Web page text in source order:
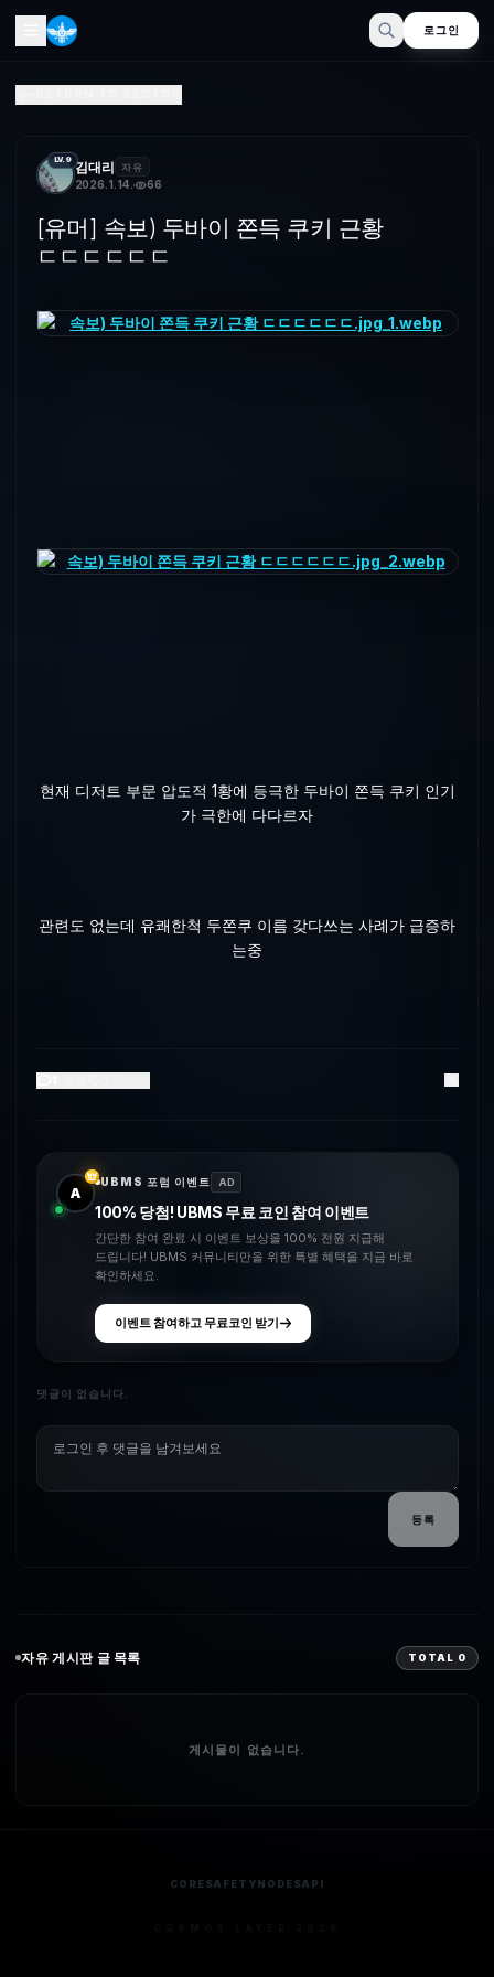
로그인
LV.9 김대리 자유
2026. 1. 14. 66
[유머] 속보) 두바이 쫀득 쿠키 근황
ㄷㄷㄷㄷㄷㄷ
현재 디저트 부문 압도적 1황에 등극한 두바이 쫀득 쿠키 인기
가 극한에 다다르자
관련도 없는데 유쾌한척 두쫀쿠 이름 갖다쓰는 사례가 급증하
는중
A
UBMS 포럼 이벤트 AD
100% 당첨! UBMS 무료 코인 참여 이벤트
간단한 참여 완료 시 이벤트 보상을 100% 전원 지급해
드립니다! UBMS 커뮤니티만을 위한 특별 혜택을 지금 바로
확인하세요.
이벤트 참여하고 무료코인 받기
댓글이 없습니다.
등록
자유 게시판 글 목록 TOTAL 0
게시물이 없습니다.
CORESAFETYNODESAPI